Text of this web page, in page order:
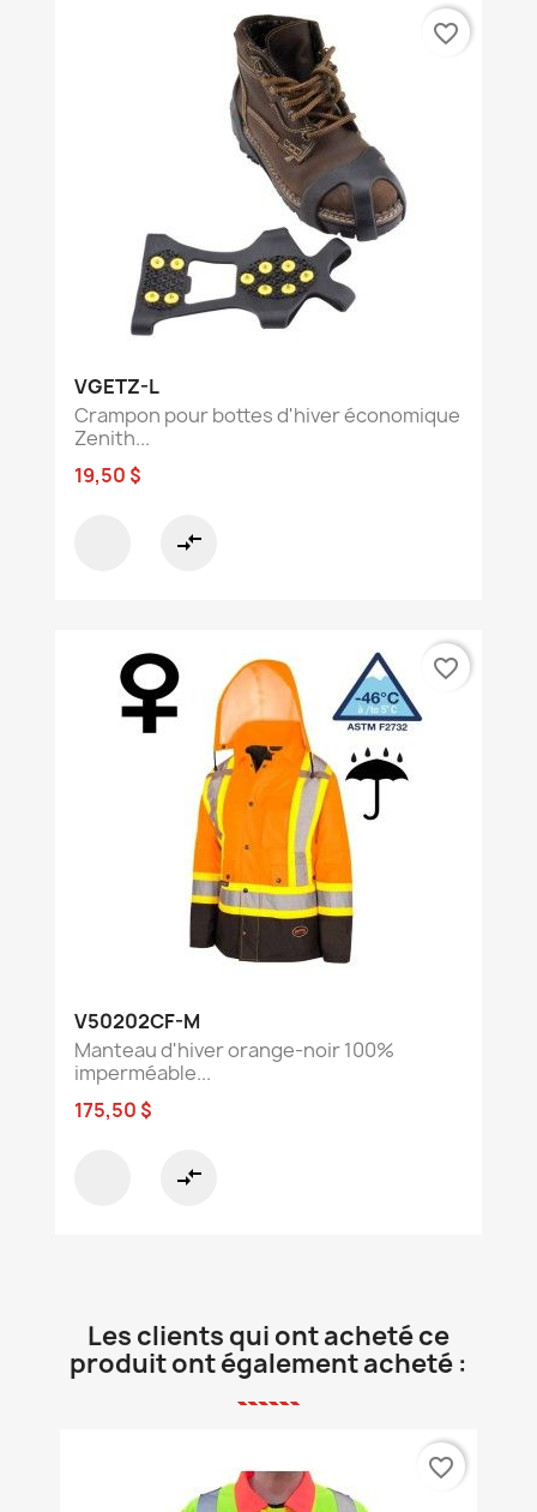
VGETZ-L
Crampon pour bottes d'hiver économique
Zenith...
19,50 $
compare_arrows
favorite_border
V50202CF-M
Manteau d'hiver orange-noir 100%
imperméable...
175,50 $
compare_arrows
favorite_border
Les clients qui ont acheté ce
produit ont également acheté :
favorite_border